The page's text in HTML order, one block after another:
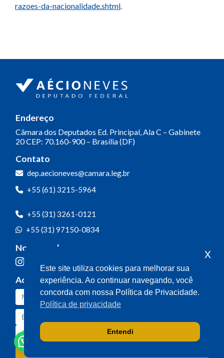
razoes-da-nacionalidade.shtml.
Endereço
Câmara dos Deputados Ed. Principal, Ala C – Gabinete
20CEP: 70.160-900 – Brasília (DF)
Contato
dep.aecioneves@camara.leg.br
+55 (61) 3215-5964
+55 (31) 3261-0121
+55 (31) 97150-0834
Nossas redes
Acompanhe o meu mandato
Este site utiliza cookies para melhorar sua
experiência. Ao continuar navegando, você
concorda com nossa Política de Privacidade.
Política de privacidade
Entendi
x